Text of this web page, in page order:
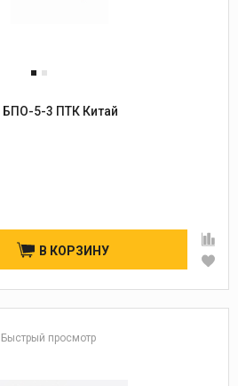
Редуктор пропановый БПО-5-3 ПТК Китай
В КОРЗИНУ
Быстрый просмотр